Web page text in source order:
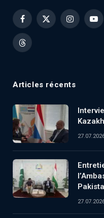
Facebook
X
Instagram
Threads
Articles récents